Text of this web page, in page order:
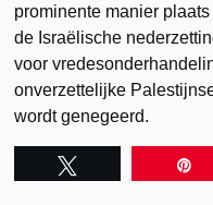
prominente manier
de Israëlische
voor
onverzettelijke
wordt genegeerd.